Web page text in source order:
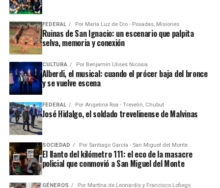
FEDERAL Por María Luz de Dio - Posadas, Misiones
Ruinas de San Ignacio: un escenario que palpita
selva, memoria y conexión
CULTURA Por Benjamín Ulises Nicosia
Alberdi, el musical: cuando el prócer baja del bronce
y se vuelve escena
FEDERAL Por Angelina Roa - Trevelin, Chubut
José Hidalgo, el soldado trevelinense de Malvinas
SOCIEDAD Por Santiago García - San Miguel del Monte
El llanto del kilómetro 111: el eco de la masacre
policial que conmovió a San Miguel del Monte
GÉNEROS Por Martína de Leonardis y Francisco Lofiego